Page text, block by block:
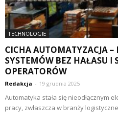
TECHNOLOGIE
CICHA AUTOMATYZACJA –
SYSTEMÓW BEZ HAŁASU I
OPERATORÓW
Redakcja - 19 grudnia 2025
Automatyka stała się nieodłącznym
pracy, zwłaszcza w branży